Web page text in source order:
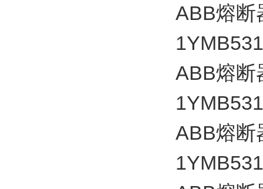
ABB熔断
ABB熔断
ABB熔断